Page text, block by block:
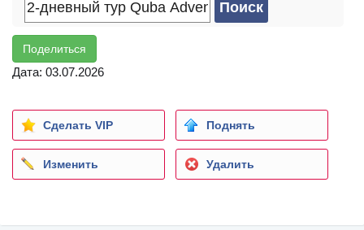
Поделиться
Дата: 03.07.2026
Сделать VIP Поднять
Изменить Удалить